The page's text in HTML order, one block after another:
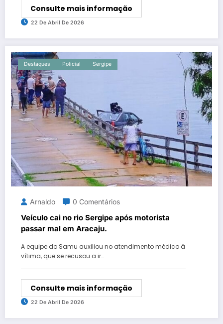
Consulte mais informação
22 De Abril De 2026
Destaques Policial Sergipe
Arnaldo 0 Comentários
Veículo cai no rio Sergipe após motorista
passar mal em Aracaju.
A equipe do Samu auxiliou no atendimento médico à
vítima, que se recusou a ir…
Consulte mais informação
22 De Abril De 2026